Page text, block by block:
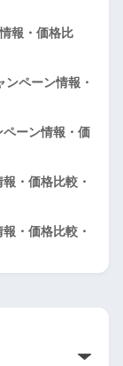
報・価格比
ペーン情報・
ーン情報・価
・価格比較・
・価格比較・